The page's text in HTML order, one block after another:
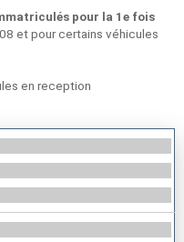
pour la 1e fois
et pour certains véhicules
en reception